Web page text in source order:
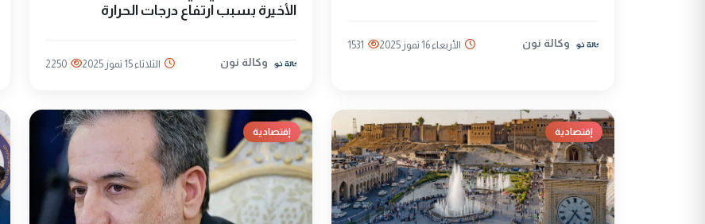
وكالة نون الأربعاء 16 تموز 2025 1531
الأخيرة بسبب ارتفاع درجات الحرارة
وكالة نون الثلاثاء 15 تموز 2025 2250
إقتصادية إقتصادية